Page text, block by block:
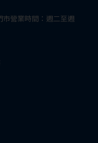
營業時間：週二至週